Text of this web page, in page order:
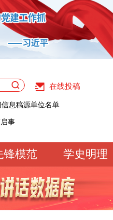
在线投稿
的声明
息稿源单位名单
的声明
事
事
锋模范
学史明理
文明实践